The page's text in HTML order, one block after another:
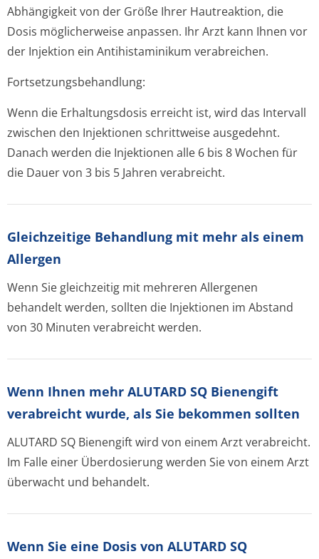
Abhängigkeit von der Größe Ihrer Hautreaktion, die
Dosis möglicherweise anpassen. Ihr Arzt kann Ihnen vor
der Injektion ein Antihistaminikum verabreichen.
Fortsetzungsbe­handlung:
Wenn die Erhaltungsdosis erreicht ist, wird das Intervall
zwischen den Injektionen schrittweise ausgedehnt.
Danach werden die Injektionen alle 6 bis 8 Wochen für
die Dauer von 3 bis 5 Jahren verabreicht.
Gleichzeitige Behandlung mit mehr als einem
Allergen
Wenn Sie gleichzeitig mit mehreren Allergenen
behandelt werden, sollten die Injektionen im Abstand
von 30 Minuten verabreicht werden.
Wenn Ihnen mehr ALUTARD SQ Bienengift
verabreicht wurde, als Sie bekommen sollten
ALUTARD SQ Bienengift wird von einem Arzt verabreicht.
Im Falle einer Überdosierung werden Sie von einem Arzt
überwacht und behandelt.
Wenn Sie eine Dosis von ALUTARD SQ